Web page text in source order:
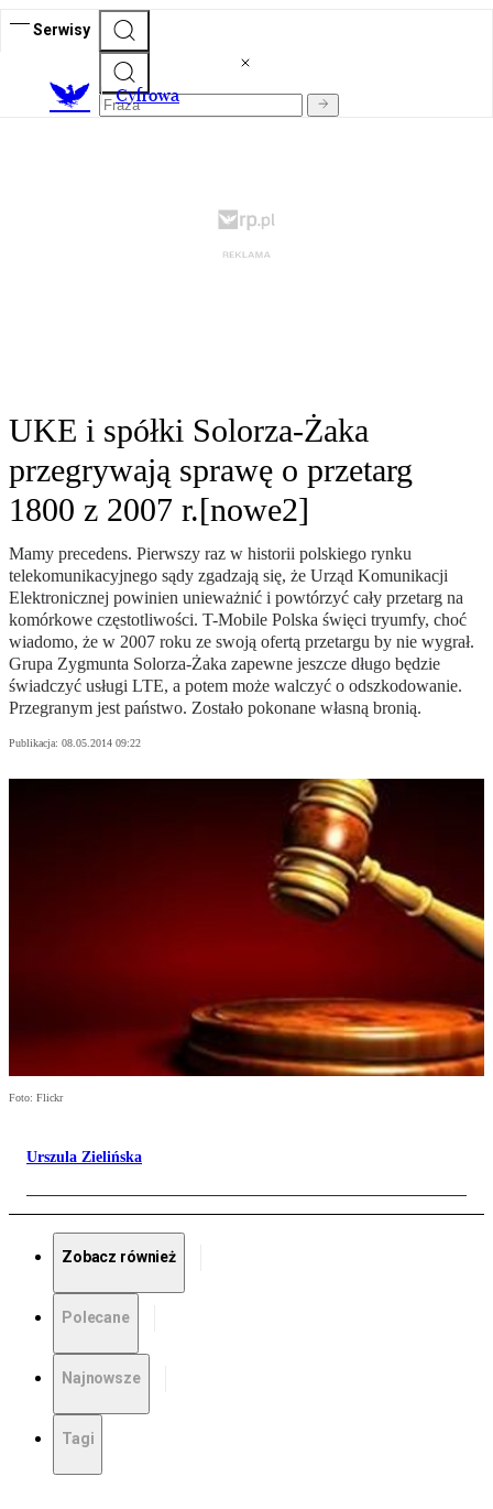
Serwisy
Cyfrowa
UKE i spółki Solorza-Żaka
przegrywają sprawę o przetarg
1800 z 2007 r.[nowe2]
Mamy precedens. Pierwszy raz w historii polskiego rynku
telekomunikacyjnego sądy zgadzają się, że Urząd Komunikacji
Elektronicznej powinien unieważnić i powtórzyć cały przetarg na
komórkowe częstotliwości. T-Mobile Polska święci tryumfy, choć
wiadomo, że w 2007 roku ze swoją ofertą przetargu by nie wygrał.
Grupa Zygmunta Solorza-Żaka zapewne jeszcze długo będzie
świadczyć usługi LTE, a potem może walczyć o odszkodowanie.
Przegranym jest państwo. Zostało pokonane własną bronią.
Publikacja: 08.05.2014 09:22
Foto: Flickr
Urszula Zielińska
Zobacz również
Polecane
Najnowsze
Tagi